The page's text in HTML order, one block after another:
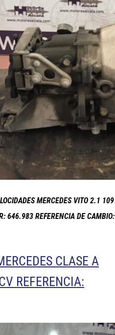
MERCEDES VITO 2.1 109
646.983 REFERENCIA DE CAMBIO:
CLASE A
REFERENCIA: